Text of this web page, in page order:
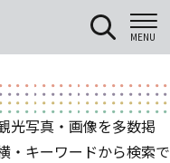
MENU
光写真・画像を多数掲
・キーワードから検索で